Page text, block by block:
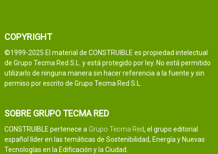
COPYRIGHT
©1999-2025 El material de CONSTRUIBLE es propiedad intelectual
de Grupo Tecma Red S.L. y está protegido por ley. No está permitido
utilizarlo de ninguna manera sin hacer referencia a la fuente y sin
permiso por escrito de Grupo Tecma Red S.L.
SOBRE GRUPO TECMA RED
CONSTRUIBLE pertenece a Grupo Tecma Red, el grupo editorial
español líder en las temáticas de Sostenibilidad, Energía y Nuevas
Tecnologías en la Edificación y la Ciudad.